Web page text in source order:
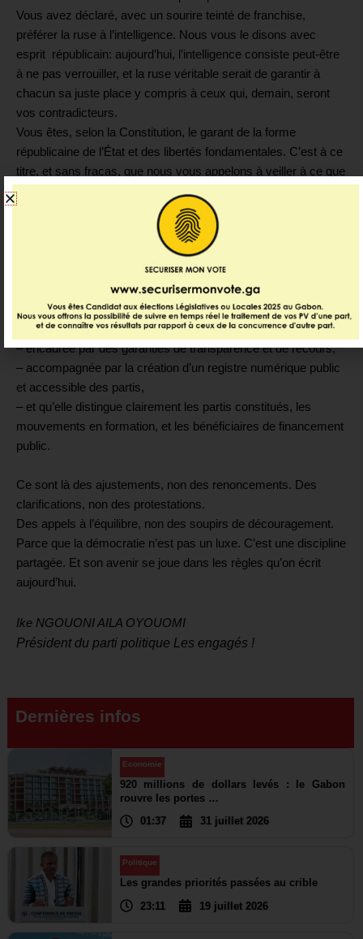
Vous avez déclaré, avec un sourire teinté de franchise,
préférer la ruse à l’intelligence. Nous vous le disons avec
esprit républicain: aujourd’hui, l’intelligence consiste peut-être
à ne pas verrouiller, et la ruse véritable serait de garantir à
chacun sa juste place y compris à ceux qui, demain, seront
vos contradicteurs.
Vous êtes, selon la Constitution, le garant de la forme
républicaine de l’État et des libertés fondamentales. C’est à ce
titre, et sans fracas, que nous vous appelons à veiller à ce que
cette réforme, déjà engagée, demeure conforme à l’esprit de la
République que vous avez promis de rebâtir.
Pour une démocratie vivante, forte de sa diversité.
Nous proposons très simplement que la mise en œuvre de
– soit progressive dans ses exigences (notamment sur le seuil
et sa répartition),
– encadrée par des garanties de transparence et de recours,
– accompagnée par la création d’un registre numérique public
et accessible des partis,
– et qu’elle distingue clairement les partis constitués, les
mouvements en formation, et les bénéficiaires de financement
public.
Ce sont là des ajustements, non des renoncements. Des
clarifications, non des protestations.
Des appels à l’équilibre, non des soupirs de découragement.
Parce que la démocratie n’est pas un luxe. C’est une discipline
partagée. Et son avenir se joue dans les règles qu’on écrit
aujourd’hui.
Ike NGOUONI AILA OYOUOMI
Président du parti politique Les engagés !
Dernières infos
Economie
920 millions de dollars levés : le Gabon
rouvre les portes …
01:37
31 juillet 2026
Politique
Les grandes priorités passées au crible
23:11
19 juillet 2026